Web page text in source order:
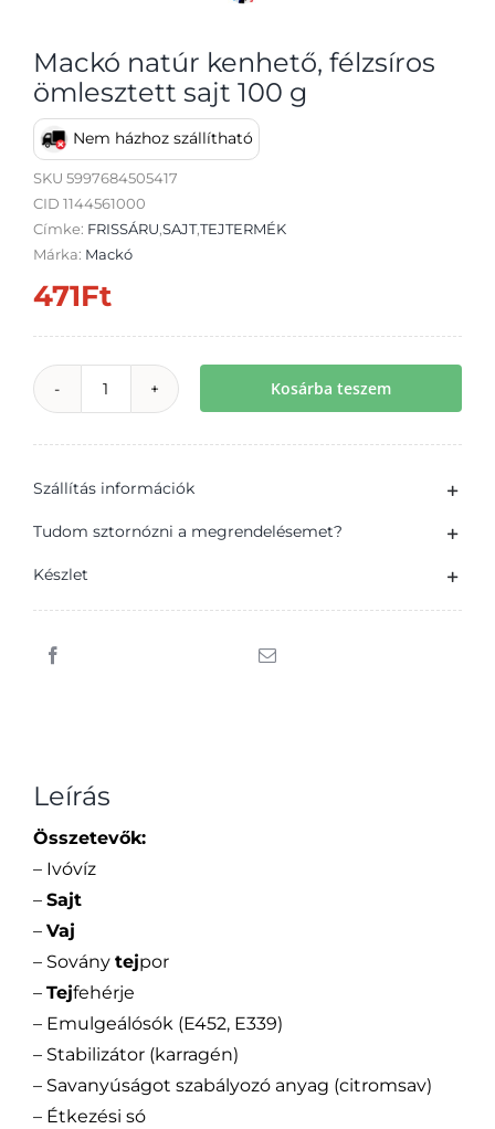
Átvétel
Mackó natúr kenhető, félzsíros
ömlesztett sajt 100 g
Nem házhoz szállítható
SKU 5997684505417
CID 1144561000
Címke: FRISSÁRU,SAJT,TEJTERMÉK
Márka: Mackó
471Ft
félzsíros
ömlesztett
Kosárba teszem
Szállítás információk
Tudom sztornózni a megrendelésemet?
Készlet
Leírás
Összetevők:
– Ivóvíz
– Sajt
– Vaj
– Sovány tejpor
– Tejfehérje
– Emulgeálósók (E452, E339)
– Stabilizátor (karragén)
– Savanyúságot szabályozó anyag (citromsav)
– Étkezési só